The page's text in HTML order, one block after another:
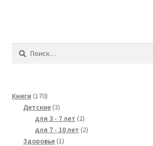
Найти:
Книги 170170
products
Детские 33
products
для 3 - 7 лет 22
products
для 7 - 10 лет 22
Здоровье 11